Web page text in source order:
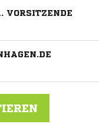
VORSITZENDE